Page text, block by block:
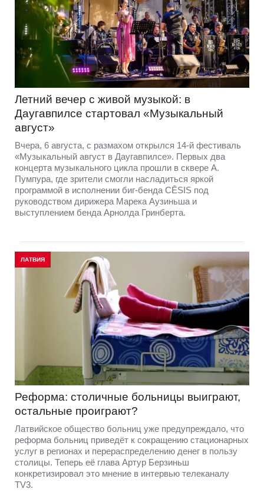
Летний вечер с живой музыкой: в
Даугавпилсе стартовал «Музыкальный
август»
Вчера, 6 августа, с размахом открылся 14-й фестиваль
«Музыкальный август в Даугавпилсе». Первых два
концерта музыкального цикла прошли в сквере А.
Пумпура, где зрители смогли насладиться яркой
программой в исполнении биг-бенда CĒSIS под
руководством дирижера Марека Аузиньша и
выступлением бенда Арнолда Гринберта.
ЛАТВИЯ
Реформа: столичные больницы выиграют,
остальные проиграют?
Латвийское общество больниц уже предупреждало, что
реформа больниц приведёт к сокращению стационарных
услуг в регионах и перераспределению денег в пользу
столицы. Теперь её глава Артур Берзиньш
конкретизировал это мнение в интервью телеканалу
TV3.